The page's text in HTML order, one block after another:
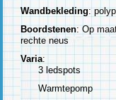
Wandbekleding:
Boordstenen: Op
rechte neus
Varia:
3 ledspots
Warmtepomp